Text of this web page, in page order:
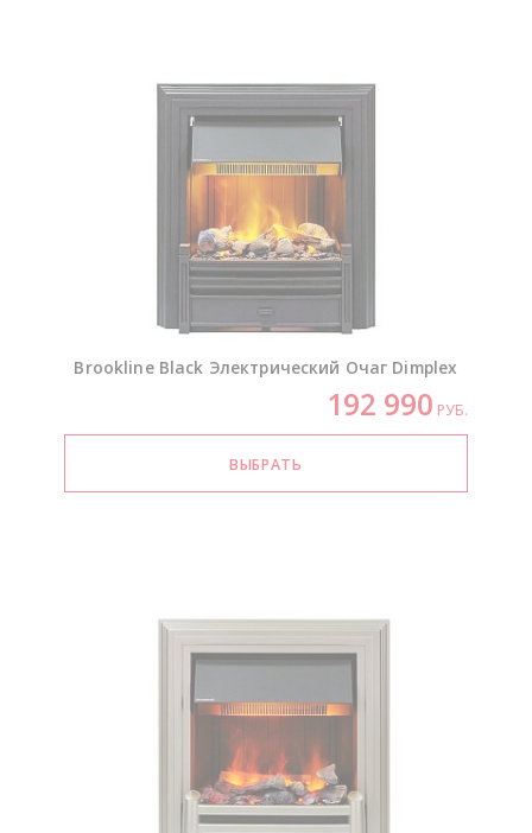
Brookline Black Электрический Очаг Dimplex
192 990 РУБ.